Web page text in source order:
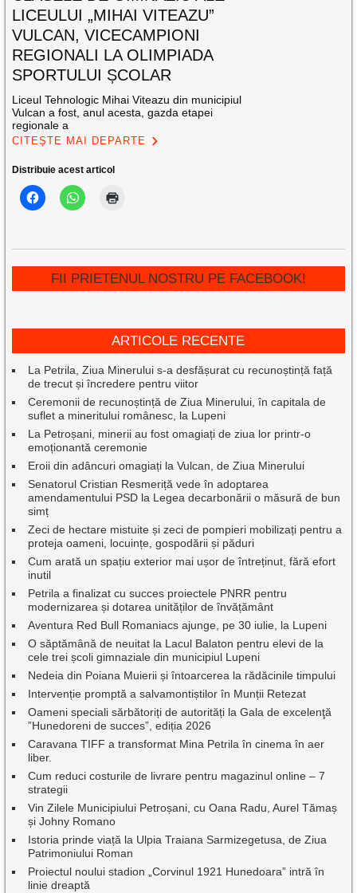
LICEULUI „MIHAI VITEAZU”
VULCAN, VICECAMPIONI
REGIONALI LA OLIMPIADA
SPORTULUI ȘCOLAR
Liceul Tehnologic Mihai Viteazu din municipiul
Vulcan a fost, anul acesta, gazda etapei
regionale a
CITEȘTE MAI DEPARTE
Distribuie acest articol
FII PRIETENUL NOSTRU PE FACEBOOK!
ARTICOLE RECENTE
La Petrila, Ziua Minerului s-a desfășurat cu recunoștință față
de trecut și încredere pentru viitor
Ceremonii de recunoștință de Ziua Minerului, în capitala de
suflet a mineritului românesc, la Lupeni
La Petroșani, minerii au fost omagiați de ziua lor printr-o
emoționantă ceremonie
Eroii din adâncuri omagiați la Vulcan, de Ziua Minerului
Senatorul Cristian Resmeriță vede în adoptarea
amendamentului PSD la Legea decarbonării o măsură de bun
simț
Zeci de hectare mistuite și zeci de pompieri mobilizați pentru a
proteja oameni, locuințe, gospodării și păduri
Cum arată un spațiu exterior mai ușor de întreținut, fără efort
inutil
Petrila a finalizat cu succes proiectele PNRR pentru
modernizarea și dotarea unităților de învățământ
Aventura Red Bull Romaniacs ajunge, pe 30 iulie, la Lupeni
O săptămână de neuitat la Lacul Balaton pentru elevi de la
cele trei școli gimnaziale din municipiul Lupeni
Nedeia din Poiana Muierii și întoarcerea la rădăcinile timpului
Intervenție promptă a salvamontiștilor în Munții Retezat
Oameni speciali sărbătoriți de autorități la Gala de excelenţă
”Hunedoreni de succes”, ediția 2026
Caravana TIFF a transformat Mina Petrila în cinema în aer
liber.
Cum reduci costurile de livrare pentru magazinul online – 7
strategii
Vin Zilele Municipiului Petroșani, cu Oana Radu, Aurel Tămaș
și Johny Romano
Istoria prinde viață la Ulpia Traiana Sarmizegetusa, de Ziua
Patrimoniului Roman
Proiectul noului stadion „Corvinul 1921 Hunedoara” intră în
linie dreaptă